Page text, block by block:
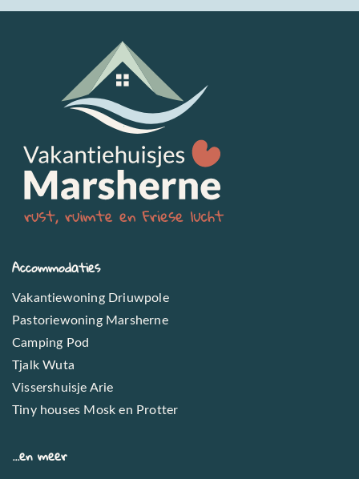
Accommodaties
Vakantiewoning Driuwpole
Pastoriewoning Marsherne
Camping Pod
Tjalk Wuta
Vissershuisje Arie
Tiny houses Mosk en Protter
...en meer